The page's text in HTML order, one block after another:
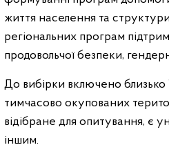
життя населення та
регіональних програм
продовольчої безпеки,
До вибірки включено близько
тимчасово окупованих
відібране для опитування, є
іншим.